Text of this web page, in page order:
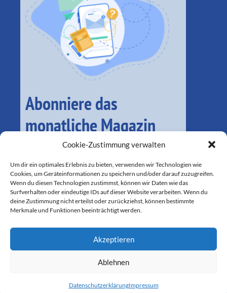
Cookie-Zustimmung verwalten
Um dir ein optimales Erlebnis zu bieten, verwenden wir Technologien wie
Cookies, um Geräteinformationen zu speichern und/oder darauf zuzugreifen.
Wenn du diesen Technologien zustimmst, können wir Daten wie das
Surfverhalten oder eindeutige IDs auf dieser Website verarbeiten. Wenn du
deine Zustimmung nicht erteilst oder zurückziehst, können bestimmte
Merkmale und Funktionen beeinträchtigt werden.
Akzeptieren
Ablehnen
DatenschutzerklärungImpressum
Abonniere das
monatliche Magazin
SEIT 2016 FÜR LOKALE BELANGE IM MÜNCHNER SÜDEN DA